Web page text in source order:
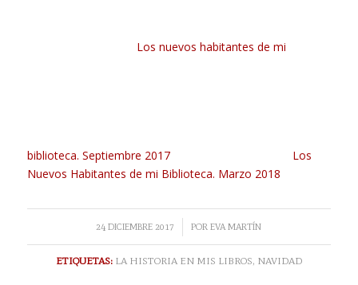
Los nuevos habitantes de mi
biblioteca. Septiembre 2017
Los
Nuevos Habitantes de mi Biblioteca. Marzo 2018
24 DICIEMBRE 2017
/ POREVA MARTÍN
ETIQUETAS: LA HISTORIA EN MIS LIBROS, NAVIDAD